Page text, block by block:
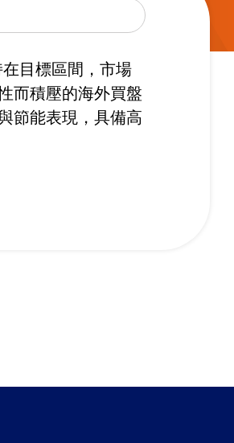
目標區間，市場
而積壓的海外買盤
節能表現，具備高